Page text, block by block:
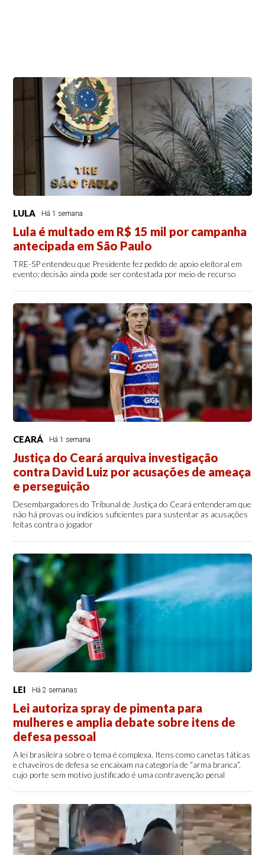
LULA Há 1 semana
Lula é multado em R$ 15 mil por campanha
antecipada em São Paulo
TRE-SP entendeu que Presidente fez pedido de apoio eleitoral em
evento; decisão ainda pode ser contestada por meio de recurso
CEARÁ Há 1 semana
Justiça do Ceará arquiva investigação
contra David Luiz por acusações de ameaça
e perseguição
Desembargadores do Tribunal de Justiça do Ceará entenderam que
não há provas ou indícios suficientes para sustentar as acusações
feitas contra o jogador
LEI Há 2 semanas
Lei autoriza spray de pimenta para
mulheres e amplia debate sobre itens de
defesa pessoal
A lei brasileira sobre o tema é complexa. Itens como canetas táticas
e chaveiros de defesa se encaixam na categoria de “arma branca”,
cujo porte sem motivo justificado é uma contravenção penal